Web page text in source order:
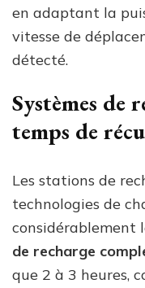
en adaptant la
vitesse de
détecté.
Systèmes de
temps de
Les stations de
technologies de
considérablement
de recharge
que 2 à 3 heures,